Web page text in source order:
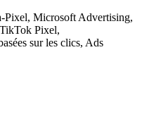
Pixel, Microsoft Advertising,
Pixel,
sur les clics, Ads